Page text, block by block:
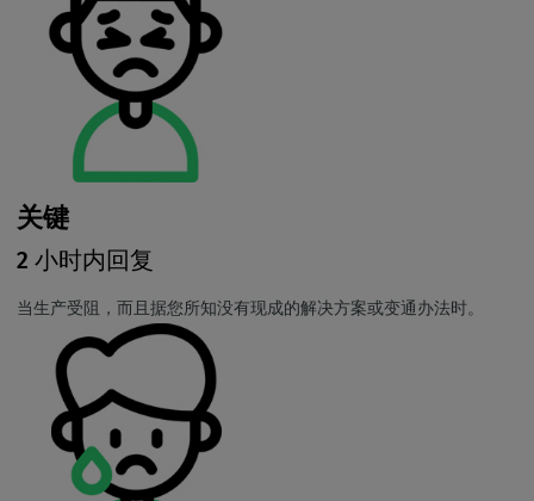
关键
2 小时内回复
当生产受阻，而且据您所知没有现成的解决方案或变通办法时。